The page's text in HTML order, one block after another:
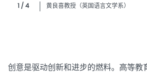
1 / 4 黄良喜教授（英国语言文学系）
创意是驱动创新和进步的燃料。高等教